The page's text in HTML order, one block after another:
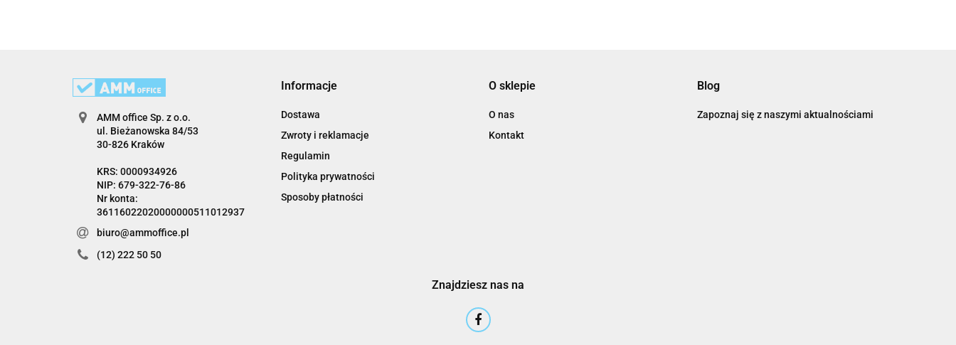
3M Post-It
AMM office Sp. z o.o.
ul. Bieżanowska 84/53
30-826 Kraków
KRS: 0000934926
NIP: 679-322-76-86
Nr konta:
36116022020000000511012937
biuro@ammoffice.pl
(12) 222 50 50
Informacje
Dostawa
Zwroty i reklamacje
Regulamin
Polityka prywatności
Sposoby płatności
O sklepie
O nas
Kontakt
Blog
Zapoznaj się z naszymi aktualnościami
Znajdziesz nas na